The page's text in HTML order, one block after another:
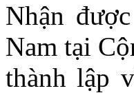
Nhận
Nam tại
thành lập